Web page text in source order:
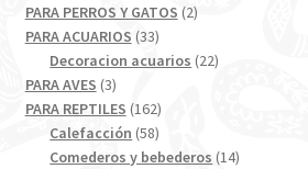
PARA PERROS Y GATOS 22
PARA ACUARIOS 3333
productos
Decoracion acuarios 2222
PARA AVES 33
productos
PARA REPTILES 162162
productos
Calefacción 5858
productos
Comederos y bebederos 1414